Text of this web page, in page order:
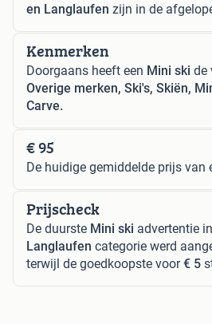
en Langlaufen zijn in de
Kenmerken
Doorgaans heeft een Mini ski de
Overige merken, Ski's, Skiën,
Carve.
€ 95
De huidige gemiddelde prijs van
Prijscheck
De duurste Mini ski advertentie
Langlaufen categorie werd
terwijl de goedkoopste voor€ 5